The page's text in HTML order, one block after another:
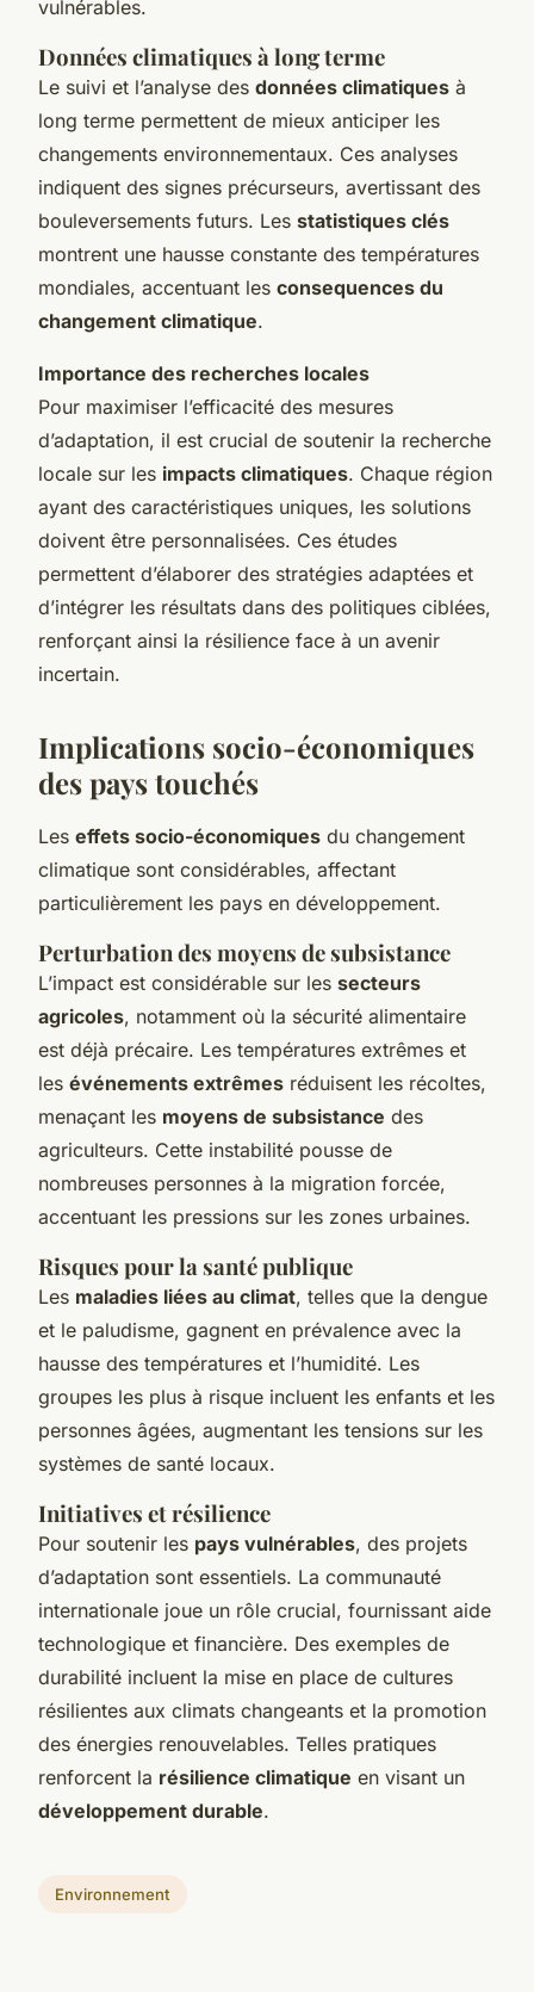
vulnérables.
Données climatiques à long terme
Le suivi et l’analyse des données climatiques à
long terme permettent de mieux anticiper les
changements environnementaux. Ces analyses
indiquent des signes précurseurs, avertissant des
bouleversements futurs. Les statistiques clés
montrent une hausse constante des températures
mondiales, accentuant les consequences du
changement climatique.
Importance des recherches locales
Pour maximiser l’efficacité des mesures
d’adaptation, il est crucial de soutenir la recherche
locale sur les impacts climatiques. Chaque région
ayant des caractéristiques uniques, les solutions
doivent être personnalisées. Ces études
permettent d’élaborer des stratégies adaptées et
d’intégrer les résultats dans des politiques ciblées,
renforçant ainsi la résilience face à un avenir
incertain.
Implications socio-économiques
des pays touchés
Les effets socio-économiques du changement
climatique sont considérables, affectant
particulièrement les pays en développement.
Perturbation des moyens de subsistance
L’impact est considérable sur les secteurs
agricoles, notamment où la sécurité alimentaire
est déjà précaire. Les températures extrêmes et
les événements extrêmes réduisent les récoltes,
menaçant les moyens de subsistance des
agriculteurs. Cette instabilité pousse de
nombreuses personnes à la migration forcée,
accentuant les pressions sur les zones urbaines.
Risques pour la santé publique
Les maladies liées au climat, telles que la dengue
et le paludisme, gagnent en prévalence avec la
hausse des températures et l’humidité. Les
groupes les plus à risque incluent les enfants et les
personnes âgées, augmentant les tensions sur les
systèmes de santé locaux.
Initiatives et résilience
Pour soutenir les pays vulnérables, des projets
d’adaptation sont essentiels. La communauté
internationale joue un rôle crucial, fournissant aide
technologique et financière. Des exemples de
durabilité incluent la mise en place de cultures
résilientes aux climats changeants et la promotion
des énergies renouvelables. Telles pratiques
renforcent la résilience climatique en visant un
développement durable.
Environnement